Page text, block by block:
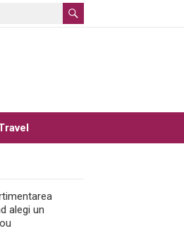
alegi un